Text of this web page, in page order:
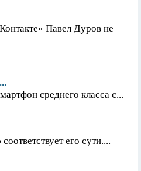
Павел Дуров не
среднего класса с...
его сути....